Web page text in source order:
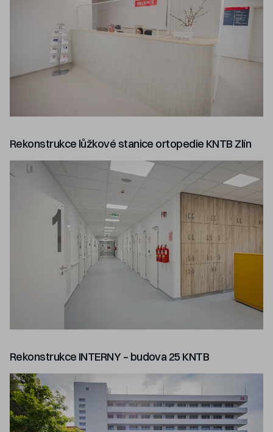
Rekonstrukce lůžkové stanice ortopedie KNTB Zlín
Rekonstrukce INTERNY – budova 25 KNTB